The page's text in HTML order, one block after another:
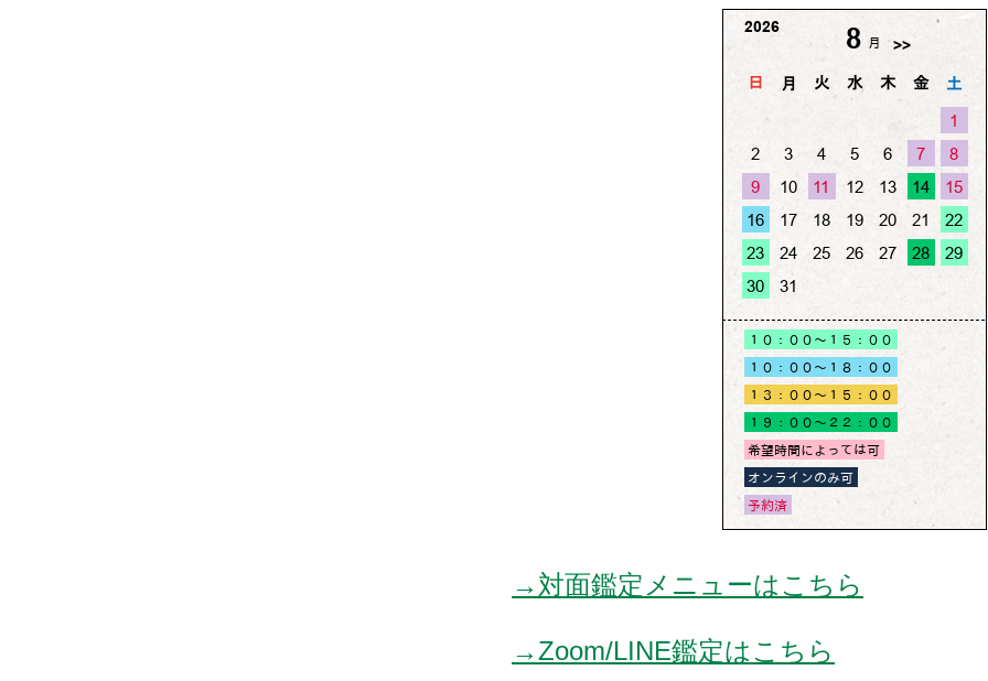
→対面鑑定メニューはこちら
→Zoom/LINE鑑定はこちら